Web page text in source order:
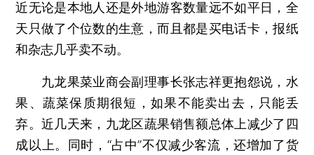
近无论是本地人还是外地游客数量远不如平日，全
天只做了个位数的生意，而且都是买电话卡，报纸
和杂志几乎卖不动。
九龙果菜业商会副理事长张志祥更抱怨说，水
果、蔬菜保质期很短，如果不能卖出去，只能丢
弃。近几天来，九龙区蔬果销售额总体上减少了四
成以上。同时，“占中”不仅减少客流，还增加了货